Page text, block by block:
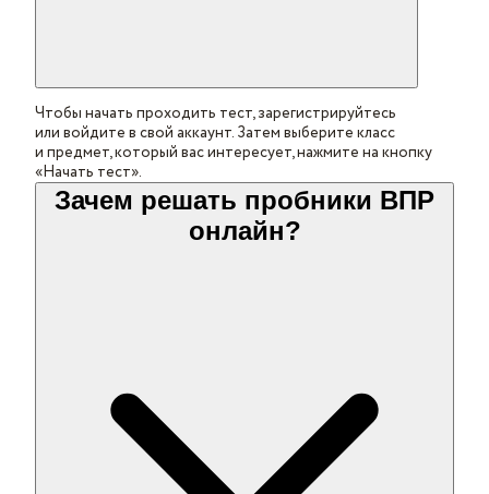
Чтобы начать проходить тест, зарегистрируйтесь
или войдите в свой аккаунт. Затем выберите класс
и предмет, который вас интересует, нажмите на кнопку
«Начать тест».
Зачем решать пробники ВПР
онлайн?